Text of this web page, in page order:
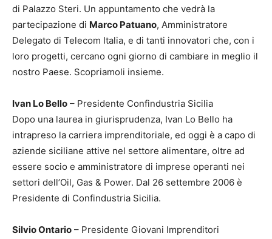
di Palazzo Steri. Un appuntamento che vedrà la
partecipazione di Marco Patuano, Amministratore
Delegato di Telecom Italia, e di tanti innovatori che, con i
loro progetti, cercano ogni giorno di cambiare in meglio il
nostro Paese. Scopriamoli insieme.
Ivan Lo Bello – Presidente Confindustria Sicilia
Dopo una laurea in giurisprudenza, Ivan Lo Bello ha
intrapreso la carriera imprenditoriale, ed oggi è a capo di
aziende siciliane attive nel settore alimentare, oltre ad
essere socio e amministratore di imprese operanti nei
settori dell’Oil, Gas & Power. Dal 26 settembre 2006 è
Presidente di Confindustria Sicilia.
Silvio Ontario – Presidente Giovani Imprenditori